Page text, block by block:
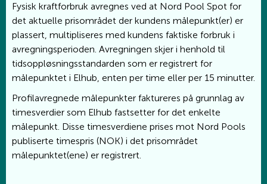
Fysisk kraftforbruk avregnes ved at Nord Pool Spot for
det aktuelle prisområdet der kundens målepunkt(er) er
plassert, multipliseres med kundens faktiske forbruk i
avregningsperioden. Avregningen skjer i henhold til
tidsoppløsningsstandarden som er registrert for
målepunktet i Elhub, enten per time eller per 15 minutter.
Profilavregnede målepunkter faktureres på grunnlag av
timesverdier som Elhub fastsetter for det enkelte
målepunkt. Disse timesverdiene prises mot Nord Pools
publiserte timespris (NOK) i det prisområdet
målepunktet(ene) er registrert.